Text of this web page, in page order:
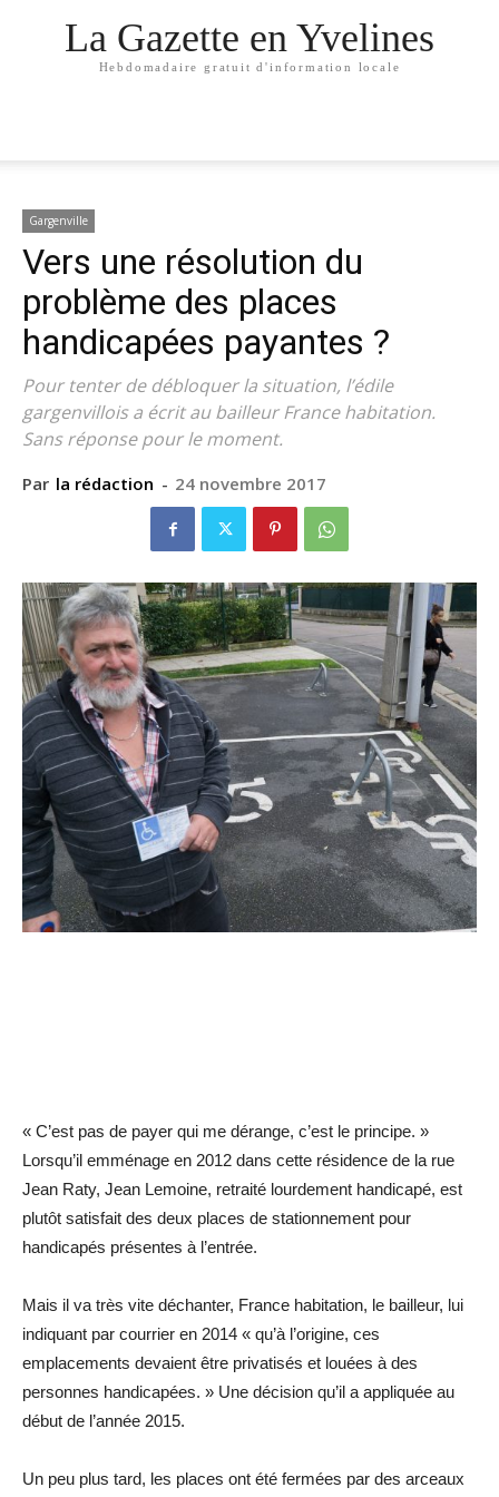
La Gazette en Yvelines
Hebdomadaire gratuit d'information locale
Gargenville
Vers une résolution du
problème des places
handicapées payantes ?
Pour tenter de débloquer la situation, l’édile
gargenvillois a écrit au bailleur France habitation.
Sans réponse pour le moment.
Par la rédaction - 24 novembre 2017
« C’est pas de payer qui me dérange, c’est le principe. »
Lorsqu’il emménage en 2012 dans cette résidence de la rue
Jean Raty, Jean Lemoine, retraité lourdement handicapé, est
plutôt satisfait des deux places de stationnement pour
handicapés présentes à l’entrée.
Mais il va très vite déchanter, France habitation, le bailleur, lui
indiquant par courrier en 2014 « qu’à l’origine, ces
emplacements devaient être privatisés et louées à des
personnes handicapées. » Une décision qu’il a appliquée au
début de l’année 2015.
Un peu plus tard, les places ont été fermées par des arceaux